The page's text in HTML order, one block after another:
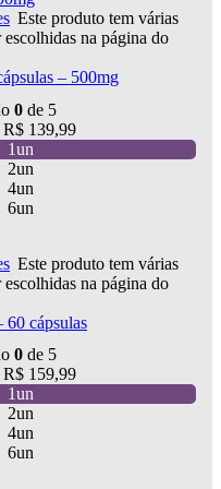
Este produto tem várias
na página do
– 500mg
0 de 5
R$ 139,99
1un
2un
4un
6un
Este produto tem várias
na página do
cápsulas
0 de 5
R$ 159,99
1un
2un
4un
6un